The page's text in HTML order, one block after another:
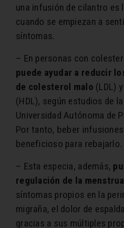
una infusión de cilantro es
cuando se empiezan a
síntomas.
– En personas con
puede ayudar a reducir
de colesterol malo (LDL)
(HDL), según estudios de
Universidad Autónoma de
Por tanto, beber
beneficioso para rebajarlo.
– Esta especia, además,
regulación de la
síntomas propios en la
migraña, el dolor de
gracias a sus múltiples